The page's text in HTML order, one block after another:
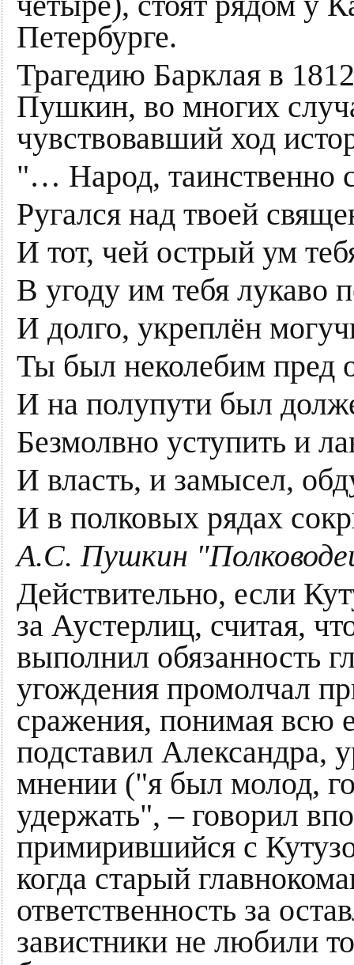
Петербурге.
Трагедию Барклая в
Пушкин, во многих
чувствовавший ход
"… Народ, таинственно
Ругался над твоей
И тот, чей острый ум
В угоду им тебя лукаво
И долго, укреплён
Ты был неколебим пред
И на полупути был
Безмолвно уступить и
И власть, и замысел,
И в полковых рядах
А.С. Пушкин
Действительно, если
за Аустерлиц, считая,
выполнил обязанность
угождения промолчал
сражения, понимая всю
подставил Александра,
мнении ("я был молод,
удержать", – говорил
примирившийся с
когда старый
ответственность за
завистники не любили